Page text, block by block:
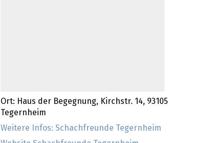
Ort: Haus der Begegnung, Kirchstr. 14, 93105
Tegernheim
Weitere Infos: Schachfreunde Tegernheim